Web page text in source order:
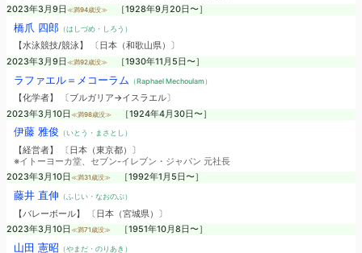
2023年3月9日 ≪満94歳没≫ ［1928年9月20日〜］
橋爪 四郎（はしづめ・しろう）
【水泳競技/競泳】 〔日本（和歌山県）〕
2023年3月9日 ≪満92歳没≫ ［1930年11月5日〜］
ラファエル＝メコーラム （Raphael Mechoulam）
【化学者】 〔ブルガリア→イスラエル〕
2023年3月10日 ≪満98歳没≫ ［1924年4月30日〜］
伊藤 雅俊 （いとう・まさとし）
【経営者】 〔日本（東京都）〕
※イトーヨーカ堂、セブン-イレブン・ジャパン 元社長
2023年3月10日 ≪満31歳没≫ ［1992年1月5日〜］
藤井 直伸 （ふじい・なおのぶ）
【バレーボール】 〔日本（宮城県）〕
2023年3月10日 ≪満71歳没≫ ［1951年10月8日〜］
山田 憲昭 （やまだ・のりあき）